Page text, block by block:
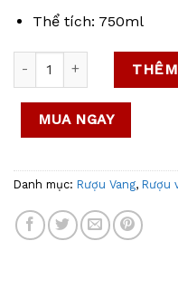
Thể tích: 750ml
Rượu vang Pháp Calvet
MUA NGAY
Danh mục: Rượu Vang, Rượu